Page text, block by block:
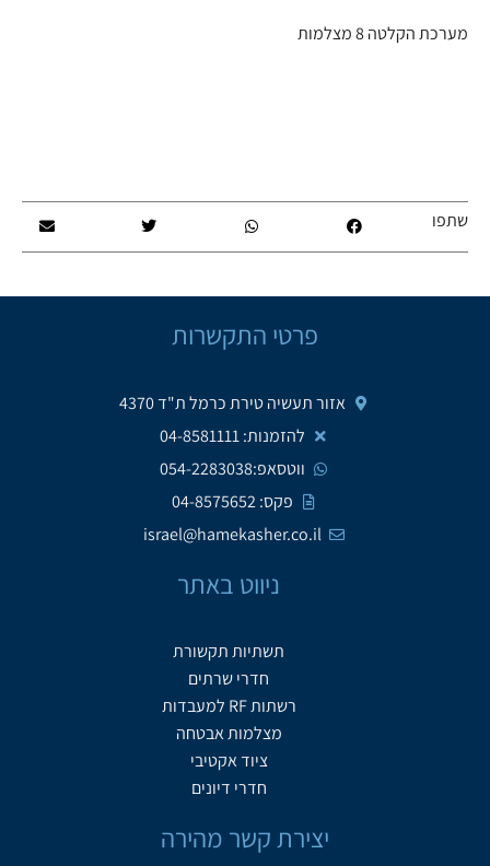
מערכת הקלטה 8 מצלמות
שתפו
פרטי התקשרות
אזור תעשיה טירת כרמל ת"ד 4370
להזמנות: 04-8581111
ווטסאפ:054-2283038
פקס: 04-8575652
israel@hamekasher.co.il
ניווט באתר
תשתיות תקשורת
חדרי שרתים
רשתות RF למעבדות
מצלמות אבטחה
ציוד אקטיבי
חדרי דיונים
יצירת קשר מהירה